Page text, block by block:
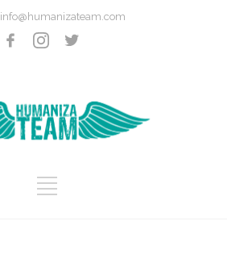
info@humanizateam.com